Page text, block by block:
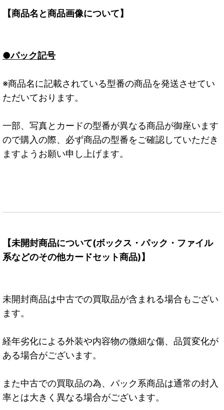
【商品名と商品画像について】
●パック記号
※商品名に記載されている型番の商品を発送させてい
ただいております。
一部、写真とカードの型番が異なる商品が御座います
ので購入の際、必ず商品の型番をご確認していただき
ますようお願い申し上げます。
【未開封商品について(ボックス・パック・ファイル
系などのその他カードセット商品)】
未開封商品は中古での買取品が含まれる場合もござい
ます。
経年劣化による外装や内容物の微細な傷、品質変化が
ある場合がございます。
また中古での買取品の為、パック系商品は通常の封入
率とは大きく異なる場合がございます。